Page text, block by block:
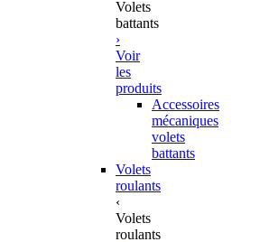
Volets
battants
›
Voir
les
produits
Accessoires
mécaniques
volets
battants
Volets
roulants
‹
Volets
roulants